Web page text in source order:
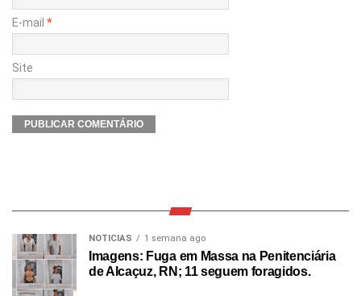
E-mail *
Site
NOTICIAS 1 semana ago
Imagens: Fuga em Massa na Penitenciária
de Alcaçuz, RN; 11 seguem foragidos.